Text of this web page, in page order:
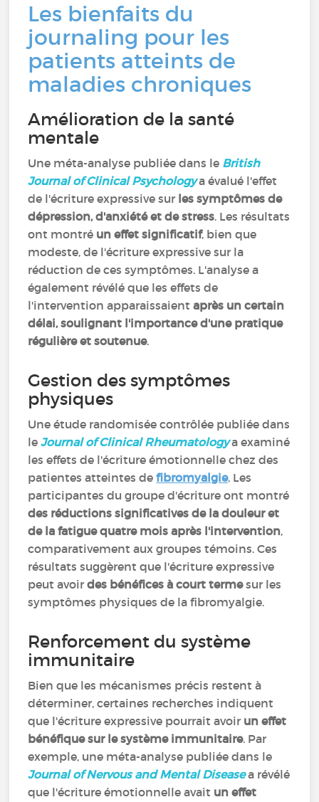
Les bienfaits du
journaling pour les
patients atteints de
maladies chroniques
Amélioration de la santé
mentale
Une méta-analyse publiée dans le British
Journal of Clinical Psychologya évalué l'effet
de l'écriture expressive sur les symptômes de
dépression, d'anxiété et de stress. Les résultats
ont montré un effet significatif, bien que
modeste, de l'écriture expressive sur la
réduction de ces symptômes. L'analyse a
également révélé que les effets de
l'intervention apparaissaientaprès un certain
délai, soulignant l'importance d'une pratique
régulière et soutenue.
Gestion des symptômes
physiques
Une étude randomisée contrôlée publiée dans
leJournal of Clinical Rheumatologya examiné
les effets de l'écriture émotionnelle chez des
patientes atteintes defibromyalgie. Les
participantes du groupe d'écriture ont montré
des réductions significatives de la douleur et
de la fatigue quatre mois après l'intervention,
comparativement aux groupes témoins. Ces
résultats suggèrent que l'écriture expressive
peut avoirdes bénéfices à court termesur les
symptômes physiques de la fibromyalgie.
Renforcement du système
immunitaire
Bien que les mécanismes précis restent à
déterminer, certaines recherches indiquent
que l'écriture expressive pourrait avoir un effet
bénéfique sur le système immunitaire. Par
exemple, une méta-analyse publiée dans le
Journal of Nervous and Mental Diseasea révélé
que l'écriture émotionnelle avait un effet